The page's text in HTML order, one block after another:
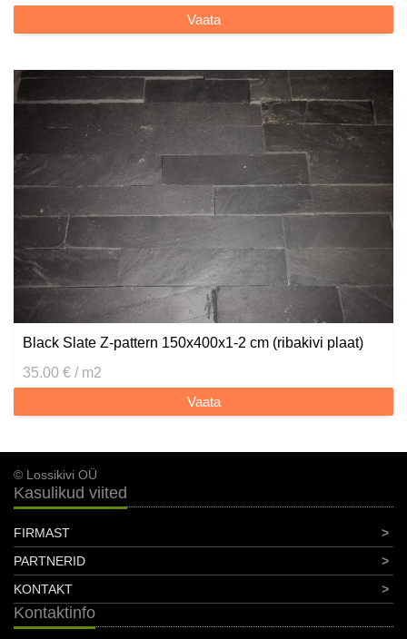
Vaata
Black Slate Z-pattern 150x400x1-2 cm (ribakivi plaat)
35.00 € / m2
Vaata
© Lossikivi OÜ
Kasulikud viited
FIRMAST
PARTNERID
KONTAKT
Kontaktinfo